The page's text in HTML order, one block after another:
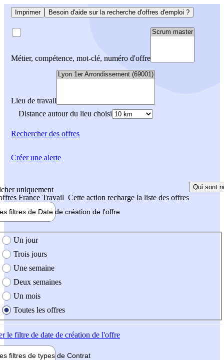
Imprimer Besoin d'aide sur la recherche d'offres d'emploi ?
Métier, compétence, mot-clé, numéro d'offre
Lieu de travail
Distance autour du lieu choisi
Rechercherdes offres
uniquement
France Travail Cette action recharge la liste des offres
Qui sont
filtres de Date de création de l'offre
création de l'offre
Un jour
Trois jours
Une semaine
Deux semaines
Un mois
Toutes les offres
le filtre de date de création de l'offre
filtres de types de Contrat
Créer une alerte